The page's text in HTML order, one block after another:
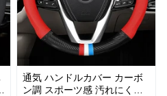
通気 ハンドルカバー カーボ
ン調 スポーツ感 汚れにくい